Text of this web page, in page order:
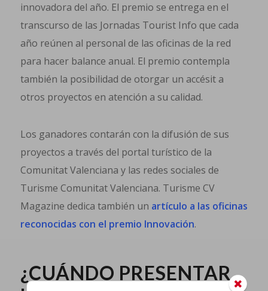
innovadora del año. El premio se entrega en el
transcurso de las Jornadas Tourist Info que cada
año reúnen al personal de las oficinas de la red
para hacer balance anual. El premio contempla
también la posibilidad de otorgar un accésit a
otros proyectos en atención a su calidad.
Los ganadores contarán con la difusión de sus
proyectos a través del portal turístico de la
Comunitat Valenciana y las redes sociales de
Turisme Comunitat Valenciana. Turisme CV
Magazine dedica también un artículo a las oficinas
reconocidas con el premio Innovación.
¿CUÁNDO PRESENTAR